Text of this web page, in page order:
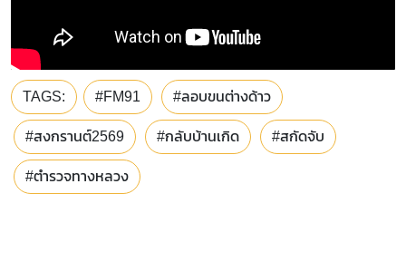
TAGS: #FM91 #ลอบขนต่างด้าว
#สงกรานต์2569 #กลับบ้านเกิด #สกัดจับ
#ตำรวจทางหลวง